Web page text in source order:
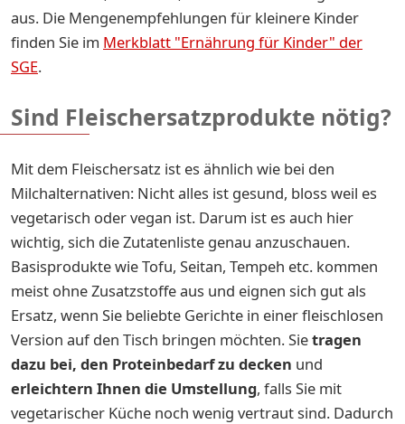
aus. Die Mengenempfehlungen für kleinere Kinder
finden Sie im Merkblatt "Ernährung für Kinder" der
SGE.
Sind Fleischersatzprodukte nötig?
Mit dem Fleischersatz ist es ähnlich wie bei den
Milchalternativen: Nicht alles ist gesund, bloss weil es
vegetarisch oder vegan ist. Darum ist es auch hier
wichtig, sich die Zutatenliste genau anzuschauen.
Basisprodukte wie Tofu, Seitan, Tempeh etc. kommen
meist ohne Zusatzstoffe aus und eignen sich gut als
Ersatz, wenn Sie beliebte Gerichte in einer fleischlosen
Version auf den Tisch bringen möchten. Sietragen
dazu bei, den Proteinbedarf zu decken und
erleichtern Ihnen die Umstellung, falls Sie mit
vegetarischer Küche noch wenig vertraut sind. Dadurch